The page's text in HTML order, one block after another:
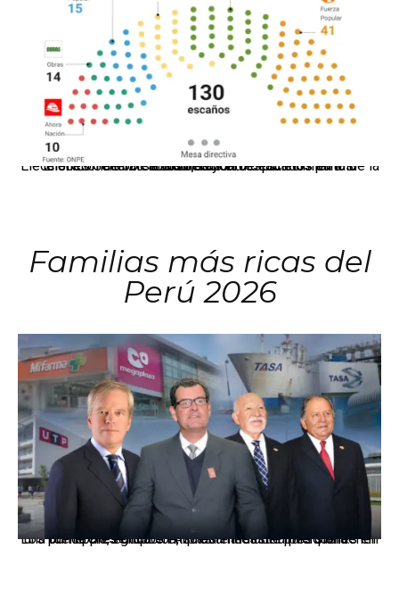
El JNE oficializó la distribución de escaños para la elección de 60 senadores y 130 diputados en las Elecciones Generales 2026, tras el restablecimiento de la Bicameralidad.
Familias más ricas del
Perú 2026
Los principales grupos empresariales del país mantienen una fuerte presencia en Áncash mediante inversiones en comercio, educación, salud e industria pesquera.